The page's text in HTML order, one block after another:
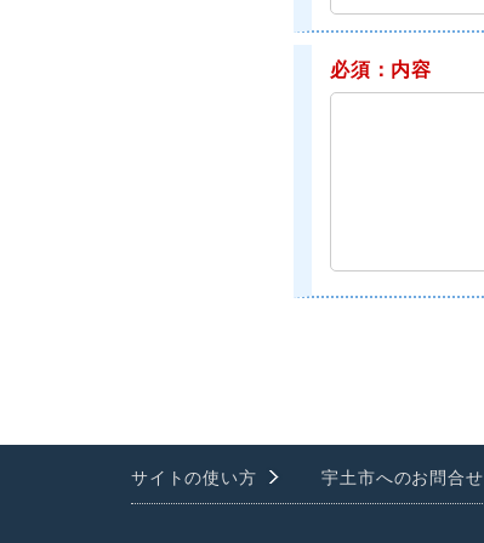
必須：内容
サイトの使い方 宇土市へのお問合せ